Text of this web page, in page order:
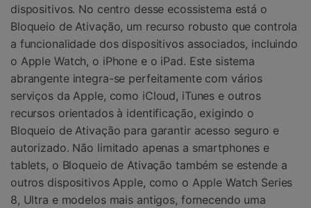
dispositivos. No centro desse ecossistema está o
Bloqueio de Ativação, um recurso robusto que controla
a funcionalidade dos dispositivos associados, incluindo
o Apple Watch, o iPhone e o iPad. Este sistema
abrangente integra-se perfeitamente com vários
serviços da Apple, como iCloud, iTunes e outros
recursos orientados à identificação, exigindo o
Bloqueio de Ativação para garantir acesso seguro e
autorizado. Não limitado apenas a smartphones e
tablets, o Bloqueio de Ativação também se estende a
outros dispositivos Apple, como o Apple Watch Series
8, Ultra e modelos mais antigos, fornecendo uma